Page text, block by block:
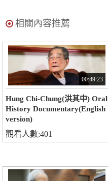
相關內容推薦
00:49:23
Hung Chi-Chung(洪其中) Oral
History Documentary(English
version)
觀看人數:401